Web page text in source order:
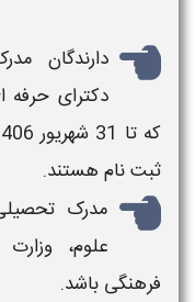
دارندگان
دکترای
که تا 31 شهریور 1406
ثبت‌ نام هستند.
مدرک
علوم،
فرهنگی باشد.